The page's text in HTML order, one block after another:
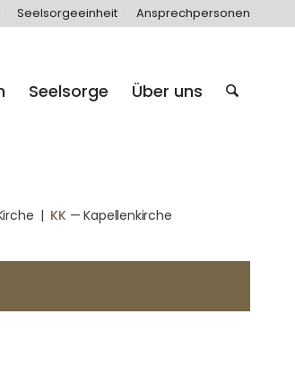
Seelsorgeeinheit Ansprechpersonen
Seelsorge Über uns
| KK — Kapellenkirche